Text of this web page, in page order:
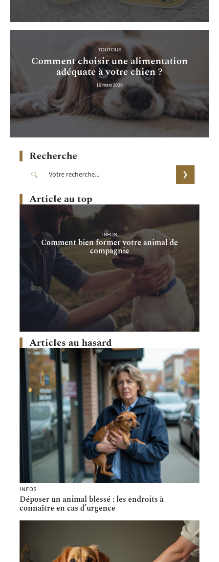
TOUTOUS
Comment choisir une alimentation
adéquate à votre chien ?
10 mars 2026
Recherche
Article au top
INFOS
Comment bien former votre animal de
compagnie
Articles au hasard
INFOS
Déposer un animal blessé : les endroits à
connaître en cas d’urgence